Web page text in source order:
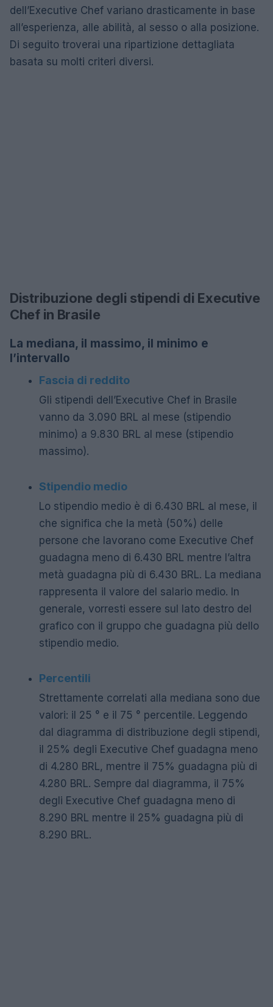
dell’Executive Chef variano drasticamente in base
all’esperienza, alle abilità, al sesso o alla posizione.
Di seguito troverai una ripartizione dettagliata
basata su molti criteri diversi.
Distribuzione degli stipendi di Executive
Chef in Brasile
La mediana, il massimo, il minimo e
l’intervallo
Fascia di reddito
Gli stipendi dell’Executive Chef in Brasile
vanno da 3.090 BRL al mese (stipendio
minimo) a 9.830 BRL al mese (stipendio
massimo).
Stipendio medio
Lo stipendio medio è di 6.430 BRL al mese, il
che significa che la metà (50%) delle
persone che lavorano come Executive Chef
guadagna meno di 6.430 BRL mentre l’altra
metà guadagna più di 6.430 BRL. La mediana
rappresenta il valore del salario medio. In
generale, vorresti essere sul lato destro del
grafico con il gruppo che guadagna più dello
stipendio medio.
Percentili
Strettamente correlati alla mediana sono due
valori: il 25 ° e il 75 ° percentile. Leggendo
dal diagramma di distribuzione degli stipendi,
il 25% degli Executive Chef guadagna meno
di 4.280 BRL, mentre il 75% guadagna più di
4.280 BRL. Sempre dal diagramma, il 75%
degli Executive Chef guadagna meno di
8.290 BRL mentre il 25% guadagna più di
8.290 BRL.